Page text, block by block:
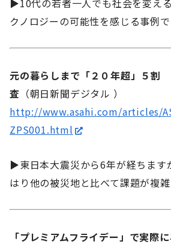
▶10代の若者一人でも社会を変え
クノロジーの可能性を感じる事例で
元の暮らしまで「２０年超」５割
査 （朝日新聞デジタル ）
http://www.asahi.com/articles/
ZPS001.html
▶東日本大震災から6年が経ちます
はり他の被災地と比べて課題が複雑
「プレミアムフライデー」で実際